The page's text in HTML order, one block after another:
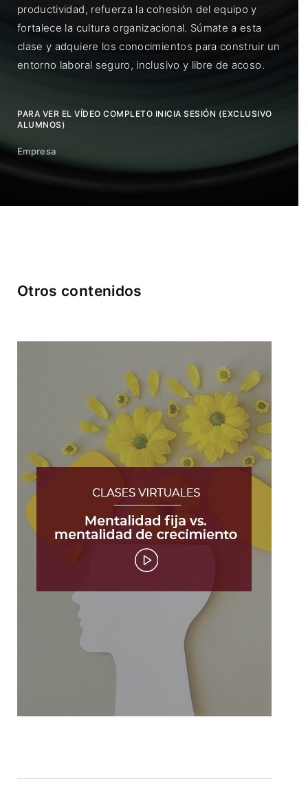
productividad, refuerza la cohesión del equipo y
fortalece la cultura organizacional. Súmate a esta
clase y adquiere los conocimientos para construir un
entorno laboral seguro, inclusivo y libre de acoso.
PARA VER EL VÍDEO COMPLETO INICIA SESIÓN (EXCLUSIVO
ALUMNOS)
Empresa
Otros contenidos